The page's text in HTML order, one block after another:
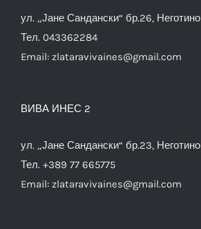
ул. „Јане Сандански“ бр.26, Неготино
Тел. 043362284
Email: zlataravivaines@gmail.com
ВИВА ИНЕС 2
ул. „Јане Сандански“ бр.23, Неготино
Тел. +389 77 665775
Email: zlataravivaines@gmail.com